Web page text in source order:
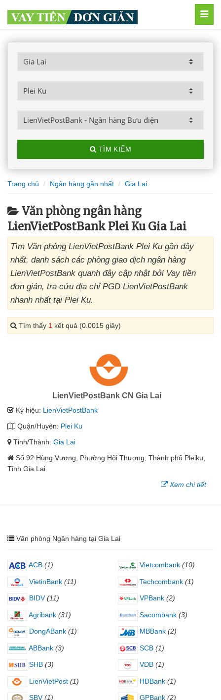
TÌM KIẾM
Trang chủ Ngân hàng gần nhất Gia Lai
Văn phòng ngân hàng
LienVietPostBank Plei Ku Gia Lai
Tìm Văn phòng LienVietPostBank Plei Ku gần đây
nhất, danh sách các phòng giao dịch ngân hàng
LienVietPostBank quanh đây cập nhật bởi Vay tiền
đơn giản, tra cứu địa chỉ PGD LienVietPostBank
nhanh nhất tại Plei Ku.
Tìm thấy 1 kết quả (0.0015 giây)
LienVietPostBank CN Gia Lai
Ký hiệu: LienVietPostBank
Quận/Huyện: Plei Ku
Tỉnh/Thành: Gia Lai
Số 92 Hùng Vương, Phường Hội Thương, Thành phố Pleiku,
Tỉnh Gia Lai
Xem chi tiết
Văn phòng Ngân hàng tại Gia Lai
ACB (1) Vietcombank (10)
VietinBank (11) Techcombank (1)
BIDV (11) VPBank (2)
Agribank (31) Sacombank (3)
DongABank (1) MBBank (2)
ABBank (3) SCB (1)
SHB (3) VDB (1)
LienVietPost (1) HDBank (1)
SBV (1) GPBank (2)